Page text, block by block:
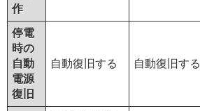
作
停電
時の
自動
電源
復旧
自動復旧する 自動復旧する